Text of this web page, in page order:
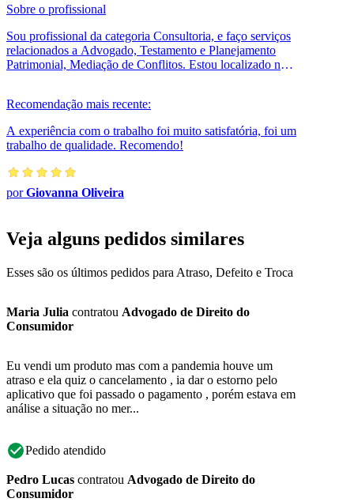
Sobre o profissional
Sou profissional da categoria Consultoria, e faço serviços
relacionados a Advogado, Testamento e Planejamento
Patrimonial, Mediação de Conflitos. Estou localizado no
Recomendação mais recente:
A experiência com o trabalho foi muito satisfatória, foi um
trabalho de qualidade. Recomendo!
porGiovanna Oliveira
Veja alguns pedidos similares
Esses são os últimos pedidos para Atraso, Defeito e Troca
Maria Julia contratou Advogado de Direito do
Consumidor
Eu vendi um produto mas com a pandemia houve um
atraso e ela quiz o cancelamento , ia dar o estorno pelo
aplicativo que foi passado o pagamento , porém estava em
análise a situação no mer...
Pedido atendido
Pedro Lucas contratou Advogado de Direito do
Consumidor